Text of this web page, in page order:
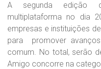
A segunda edição
multiplataforma no dia
empresas e instituições
para promover
comum. No total, serão
Amigo concorre na